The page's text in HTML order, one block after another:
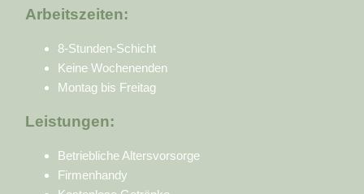
Arbeitszeiten:
8-Stunden-Schicht
Keine Wochenenden
Montag bis Freitag
Leistungen:
Betriebliche Altersvorsorge
Firmenhandy